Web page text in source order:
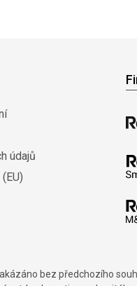
údajů
bez předchozího